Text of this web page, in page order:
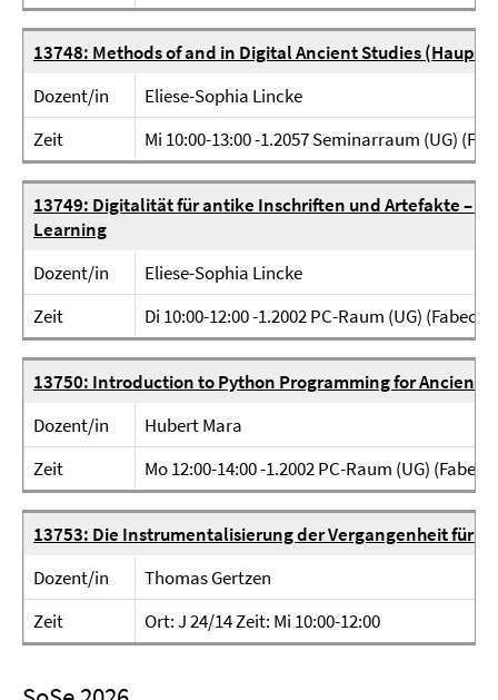
13748: Methods of and in Digital Ancient Studies
Dozent/in
Eliese-Sophia Lincke
Zeit
Mi 10:00-13:00 -1.2057 Seminarraum (UG)
13749: Digitalität für antike Inschriften und Artefakte –
Learning
Dozent/in
Eliese-Sophia Lincke
Zeit
Di 10:00-12:00 -1.2002 PC-Raum (UG)
13750: Introduction to Python Programming for Ancient
Dozent/in
Hubert Mara
Zeit
Mo 12:00-14:00 -1.2002 PC-Raum (UG)
13753: Die Instrumentalisierung der Vergangenheit für
Dozent/in
Thomas Gertzen
Zeit
Ort: J 24/14 Zeit: Mi 10:00-12:00